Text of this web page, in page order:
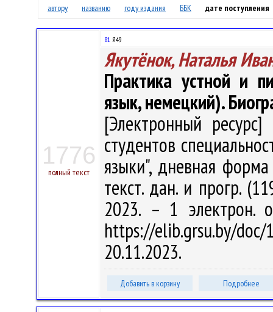
автору
названию году издания ББК дате поступления
1776
полный текст
81 Я49
Якутёнок, Наталья
Практика устной и
язык, немецкий).
[Электронный
студентов
языки", дневная
текст. дан. и прогр.
2023. – 1 электрон.
https://elib.grsu.by/
20.11.2023.
Добавить в корзину Подробнее